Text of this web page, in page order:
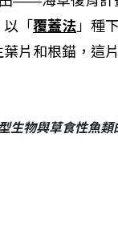
「 覆蓋法」種
片和根錨，這
物與草食性魚